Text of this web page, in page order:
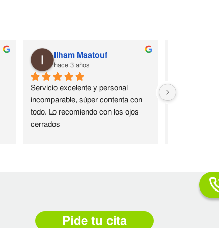
Ilham Maatouf
hace 3 años
Servicio excelente y personal
incomparable, súper contenta con
todo. Lo recomiendo con los ojos
cerrados
Quede
en muy
Pide tu cita